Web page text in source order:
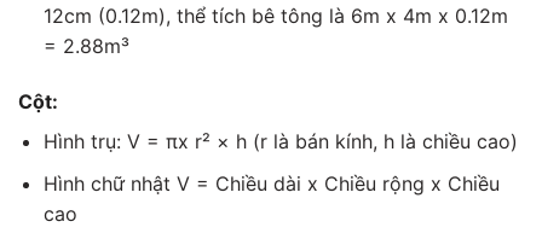
12cm (0.12m), thể tích bê tông là 6m x 4m x 0.12m
= 2.88m³
Cột:
Hình trụ: V = πx r² × h (r là bán kính, h là chiều cao)
Hình chữ nhật V = Chiều dài x Chiều rộng x Chiều
cao